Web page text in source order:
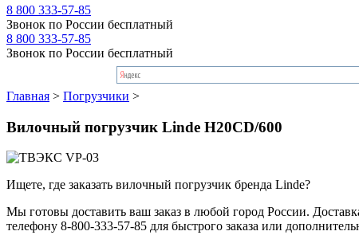
8 800 333-57-85
Звонок по России бесплатный
8 800 333-57-85
Звонок по России бесплатный
Главная > Погрузчики >
Вилочный погрузчик Linde H20CD/600
Ищете, где заказать вилочный погрузчик бренда Linde?
Мы готовы доставить ваш заказ в любой город России.
телефону 8-800-333-57-85 для быстрого заказа или